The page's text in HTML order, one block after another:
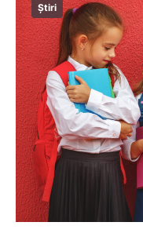
Știri